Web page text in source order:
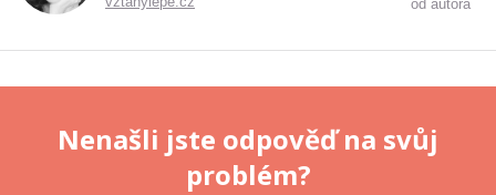
od autora
Nenašli jste odpověď na svůj
problém?